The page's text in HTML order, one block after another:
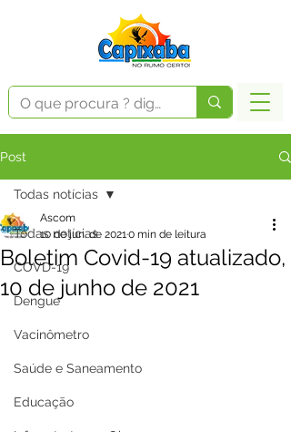
Post
Todas notícias
COVD-19
Dengue
Vacinômetro
Saúde e Saneamento
Educação
Todas notícias
Boletim Covid-19 atualizado,
10 de junho de 2021
Ascom
10 de jun. de 20210 min de leitura